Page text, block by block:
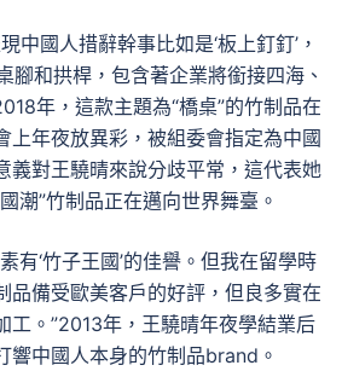
中國人措辭幹事比如是‘板上釘釘’，
腳和拱桿，包含著企業將銜接四海、
年，這款主題為“橋桌”的竹制品在
上年夜放異彩，被組委會指定為中國
義對王驍晴來說分歧平常，這代表她
潮”竹制品正在邁向世界舞臺。
有‘竹子王國’的佳譽。但我在留學時
品備受歐美客戶的好評，但良多實在
工。”2013年，王驍晴年夜學結業后
響中國人本身的竹制品brand。